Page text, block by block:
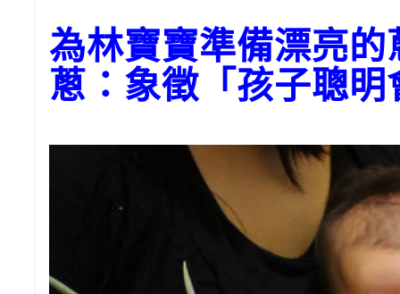
為林寶寶準備漂亮的
蔥：象徵「孩子聰明